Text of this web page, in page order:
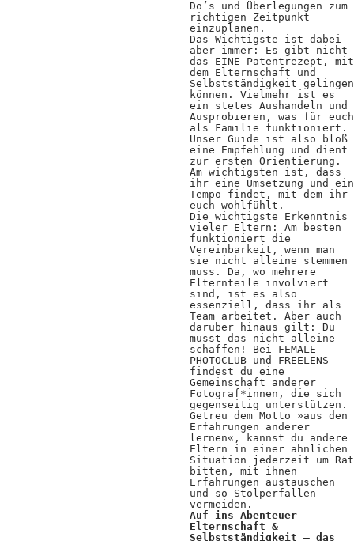
Do’s und Überlegungen zum
richtigen Zeitpunkt
einzuplanen.
Das Wichtigste ist dabei
aber immer: Es gibt nicht
das EINE Patentrezept, mit
dem Elternschaft und
Selbstständigkeit gelingen
können. Vielmehr ist es
ein stetes Aushandeln und
Ausprobieren, was für euch
als Familie funktioniert.
Unser Guide ist also bloß
eine Empfehlung und dient
zur ersten Orientierung.
Am wichtigsten ist, dass
ihr eine Umsetzung und ein
Tempo findet, mit dem ihr
euch wohlfühlt.
Die wichtigste Erkenntnis
vieler Eltern: Am besten
funktioniert die
Vereinbarkeit, wenn man
sie nicht alleine stemmen
muss. Da, wo mehrere
Elternteile involviert
sind, ist es also
essenziell, dass ihr als
Team arbeitet. Aber auch
darüber hinaus gilt: Du
musst das nicht alleine
schaffen! Bei FEMALE
PHOTOCLUB und FREELENS
findest du eine
Gemeinschaft anderer
Fotograf*innen, die sich
gegenseitig unterstützen.
Getreu dem Motto »aus den
Erfahrungen anderer
lernen«, kannst du andere
Eltern in einer ähnlichen
Situation jederzeit um Rat
bitten, mit ihnen
Erfahrungen austauschen
und so Stolperfallen
vermeiden.
Auf ins Abenteuer
Elternschaft &
Selbstständigkeit – das